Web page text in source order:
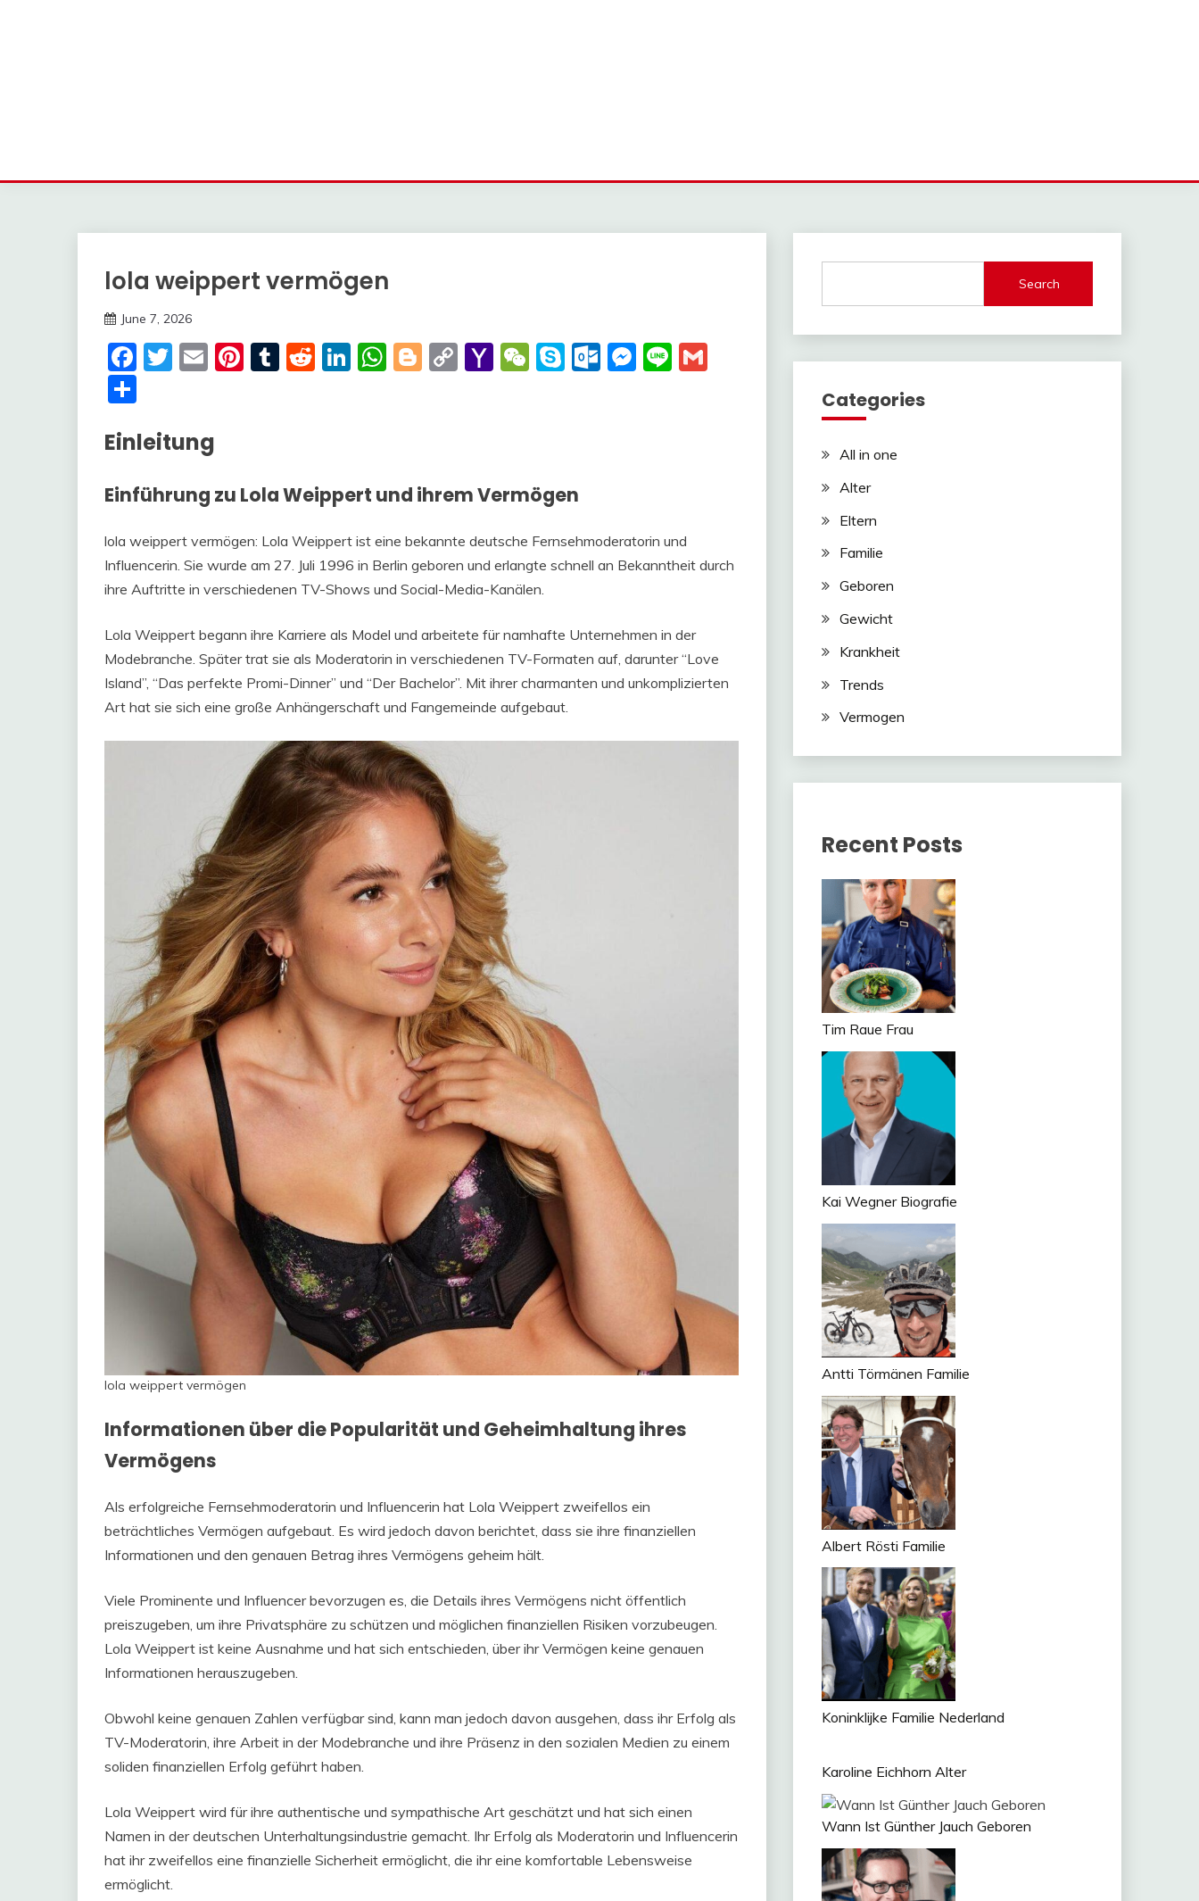
Trends
lola weippert vermögen
June 7, 2026
Meme
Facebook
Twitter
EmailPinterest
Tumblr
Reddit
LinkedIn
WhatsApp
Blogger
CopyYahoo
WeChat
SkypeOutlook.com
Messenger
Line
Einleitung
Einführung zu Lola Weippert und ihrem Vermögen
lola weippert vermögen: Lola Weippert ist eine bekannte deutsche Fernsehmoderatorin und
Influencerin. Sie wurde am 27. Juli 1996 in Berlin geboren und erlangte schnell an Bekanntheit durch
ihre Auftritte in verschiedenen TV-Shows und Social-Media-Kanälen.
Lola Weippert begann ihre Karriere als Model und arbeitete für namhafte Unternehmen in der
Modebranche. Später trat sie als Moderatorin in verschiedenen TV-Formaten auf, darunter “Love
Island”, “Das perfekte Promi-Dinner” und “Der Bachelor”. Mit ihrer charmanten und unkomplizierten
Art hat sie sich eine große Anhängerschaft und Fangemeinde aufgebaut.
lola weippert vermögen
Informationen über die Popularität und Geheimhaltung ihres
Vermögens
Als erfolgreiche Fernsehmoderatorin und Influencerin hat Lola Weippert zweifellos ein
beträchtliches Vermögen aufgebaut. Es wird jedoch davon berichtet, dass sie ihre finanziellen
Informationen und den genauen Betrag ihres Vermögens geheim hält.
Viele Prominente und Influencer bevorzugen es, die Details ihres Vermögens nicht öffentlich
preiszugeben, um ihre Privatsphäre zu schützen und möglichen finanziellen Risiken vorzubeugen.
Lola Weippert ist keine Ausnahme und hat sich entschieden, über ihr Vermögen keine genauen
Informationen herauszugeben.
Obwohl keine genauen Zahlen verfügbar sind, kann man jedoch davon ausgehen, dass ihr Erfolg als
TV-Moderatorin, ihre Arbeit in der Modebranche und ihre Präsenz in den sozialen Medien zu einem
soliden finanziellen Erfolg geführt haben.
Lola Weippert wird für ihre authentische und sympathische Art geschätzt und hat sich einen
Namen in der deutschen Unterhaltungsindustrie gemacht. Ihr Erfolg als Moderatorin und Influencerin
hat ihr zweifellos eine finanzielle Sicherheit ermöglicht, die ihr eine komfortable Lebensweise
ermöglicht.
Search
Categories
All in one
Alter
Eltern
Familie
Geboren
Gewicht
Krankheit
Trends
Vermogen
Recent Posts
Tim Raue Frau
Kai Wegner Biografie
Antti Törmänen Familie
Albert Rösti Familie
Koninklijke Familie Nederland
Karoline Eichhorn Alter
Wann Ist Günther Jauch Geboren